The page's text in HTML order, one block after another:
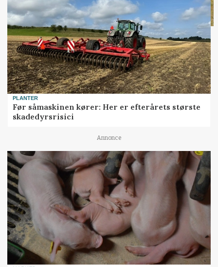
PLANTER
Før såmaskinen kører: Her er efterårets største
skadedyrsrisici
Annonce